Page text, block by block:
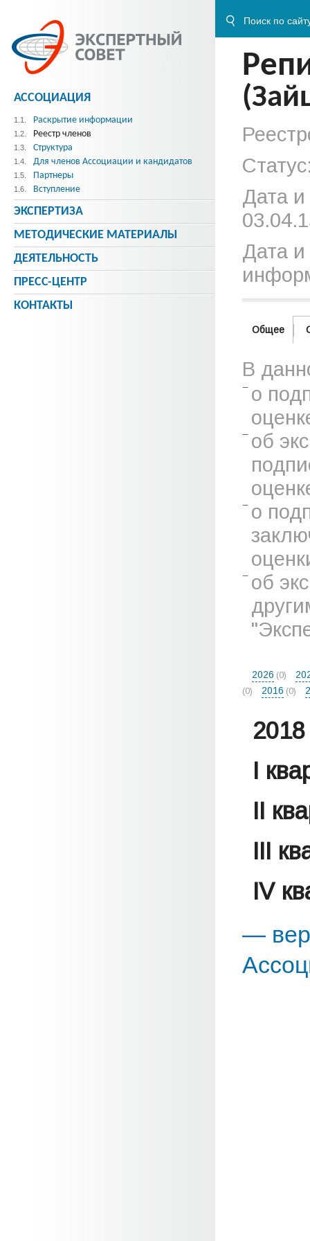
Дата
Дата и
Общее
В
о
об
о
об
2026 (0)
(0) 2016 (0)
2018
I
II
III
IV
—
АССОЦИАЦИЯ
1.1. Раскрытие информации
1.2. Реестр членов
1.3. Структура
1.4. Для членов Ассоциации и кандидатов
1.5. Партнеры
1.6. Вступление
ЭКСПЕРТИЗА
МЕТОДИЧЕСКИE МАТЕРИАЛЫ
ДЕЯТЕЛЬНОСТЬ
ПРЕСС-ЦЕНТР
КОНТАКТЫ